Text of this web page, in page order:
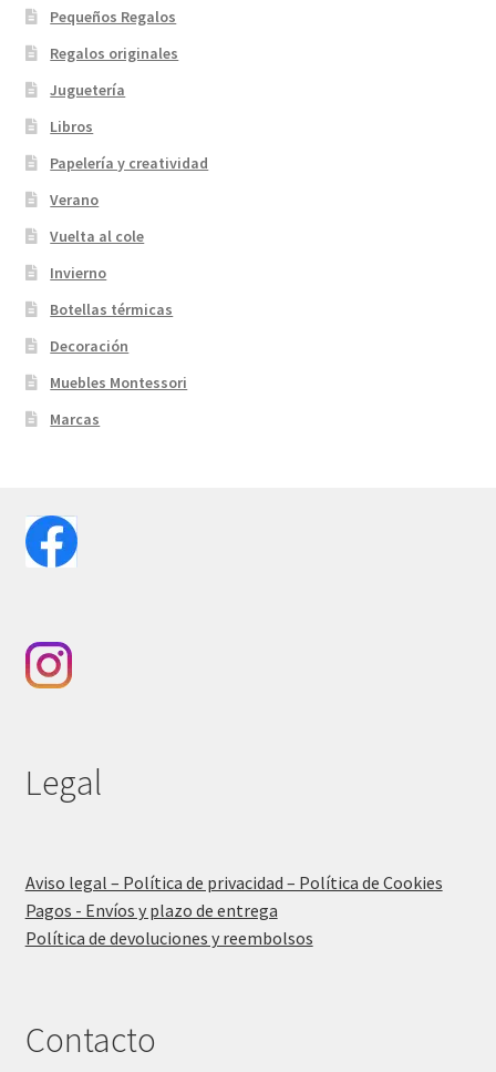
Pequeños Regalos
Regalos originales
Juguetería
Libros
Papelería y creatividad
Verano
Vuelta al cole
Invierno
Botellas térmicas
Decoración
Muebles Montessori
Marcas
Legal
Aviso legal – Política de privacidad – Política de Cookies
Pagos - Envíos y plazo de entrega
Política de devoluciones y reembolsos
Contacto